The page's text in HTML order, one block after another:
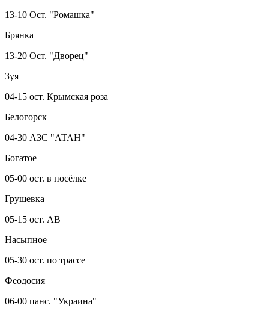
13-10 Ост. "Ромашка"
Брянка
13-20 Ост. "Дворец"
Зуя
04-15 ост. Крымская роза
Белогорск
04-30 АЗС "АТАН"
Богатое
05-00 ост. в посёлке
Грушевка
05-15 ост. АВ
Насыпное
05-30 ост. по трассе
Феодосия
06-00 панс. "Украина"